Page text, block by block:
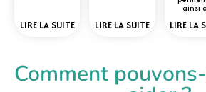
LIRE LA SUITE LIRE LA SUITE
ainsi
LIRE LA
Comment